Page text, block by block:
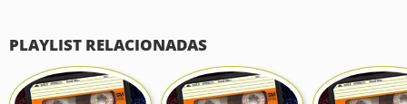
PLAYLIST RELACIONADAS